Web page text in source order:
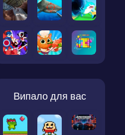
Випало для вас